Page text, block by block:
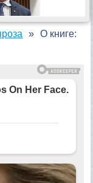
О книге: